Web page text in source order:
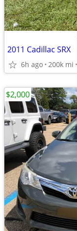
2011 Cadillac SRX
6h ago 200k mi
$2,000